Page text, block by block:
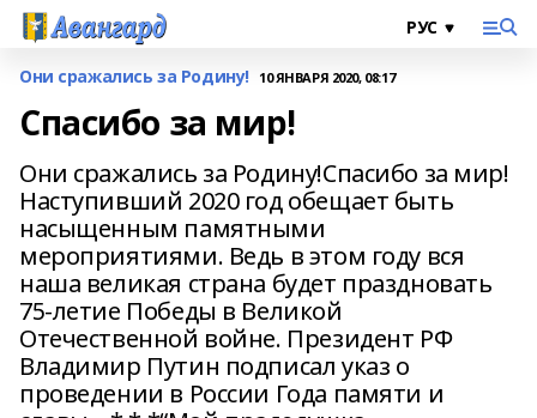
Они сражались за Родину! 10 ЯНВАРЯ 2020, 08:17
Спасибо за мир!
Они сражались за Родину!Спасибо за мир!
Наступивший 2020 год обещает быть
насыщенным памятными
мероприятиями. Ведь в этом году вся
наша великая страна будет праздновать
75-летие Победы в Великой
Отечественной войне. Президент РФ
Владимир Путин подписал указ о
проведении в России Года памяти и